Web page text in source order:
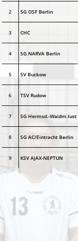
2 SG OSF Berlin
3 CHC
4 SG NARVA Berlin
5 SV Buckow
6 TSV Rudow
7 SG Hermsd.-Waidm.lust
8 SG AC/Eintracht Berlin
9 KSV AJAX-NEPTUN